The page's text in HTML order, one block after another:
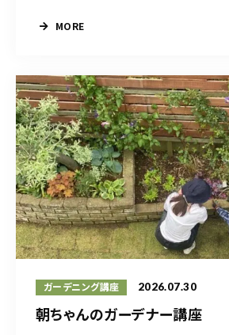
MORE
ガーデニング講座 2026.07.30
朝ちゃんのガーデナー講座